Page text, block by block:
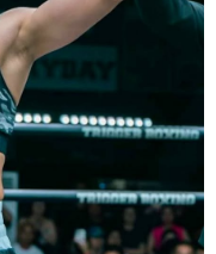
nhiều tranh cãi trước
lần này, không còn
trội trong suốt 10
nhật